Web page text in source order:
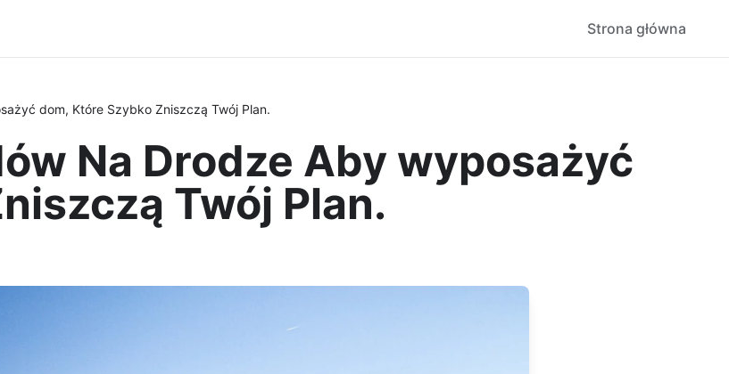
Strona główna
dom, Które Szybko Zniszczą Twój Plan.
Na Drodze Aby wyposażyć
Twój Plan.